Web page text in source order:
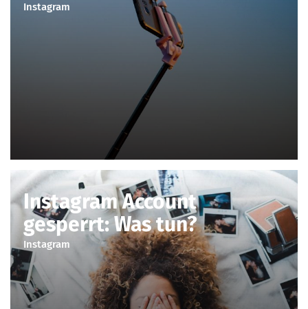
Instagram
Instagram Account
gesperrt: Was tun?
Instagram